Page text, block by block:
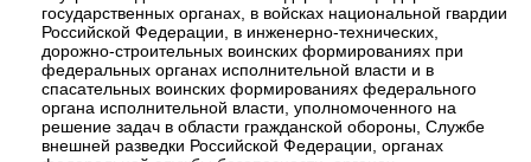
государственных органах, в войсках национальной гвардии
Российской Федерации, в инженерно-технических,
дорожно-строительных воинских формированиях при
федеральных органах исполнительной власти и в
спасательных воинских формированиях федерального
органа исполнительной власти, уполномоченного на
решение задач в области гражданской обороны, Службе
внешней разведки Российской Федерации, органах